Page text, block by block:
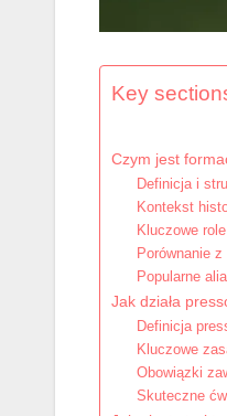
Key
Czym jest
Definicja i
Kontekst
Kluczowe
Porównanie
Popularne
Jak działa
Definicja
Kluczowe
Obowiązki
Skuteczne